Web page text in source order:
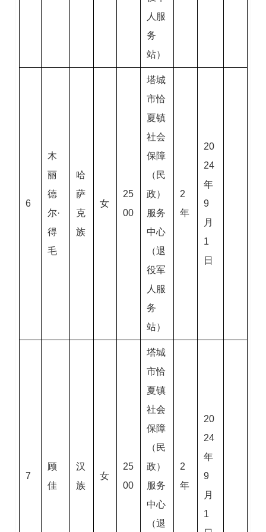
人服
务
站）
6
木
丽
德
尔·
得
毛
哈
萨
克
族
女
25
00
塔城
市恰
夏镇
社会
保障
（民
政）
服务
中心
（退
役军
人服
务
站）
2
年
20
24
年
9
月
1
日
7
顾
佳
汉
族
女
25
00
塔城
市恰
夏镇
社会
保障
（民
政）
服务
中心
（退
2
年
20
24
年
9
月
1